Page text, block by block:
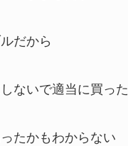
だから
ないで適当に買った
たかもわからない